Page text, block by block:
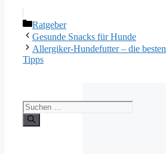
Kategorien
Ratgeber
Gesunde Snacks für Hunde
Allergiker-Hundefutter – die besten
Tipps
Suchen
nach: